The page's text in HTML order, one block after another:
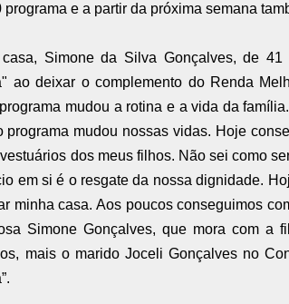
programa e a partir da próxima semana
Simone da Silva Gonçalves, de
ao deixar o complemento do Renda
mudou a rotina e a vida da
programa mudou nossas vidas. Hoje
dos meus filhos. Não sei como
em si é o resgate da nossa dignidade.
minha casa. Aos poucos conseguimos
Simone Gonçalves, que mora com a
mais o marido Joceli Gonçalves no